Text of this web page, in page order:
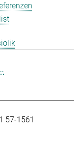
57-1561